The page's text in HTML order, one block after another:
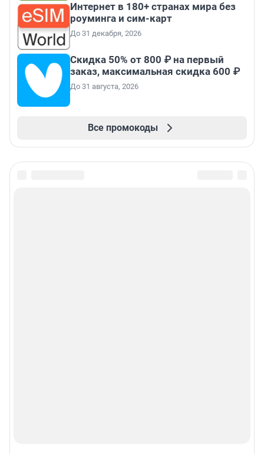
Интернет в 180+ странах мира без
роуминга и сим-карт
До 31 декабря, 2026
Скидка 50% от 800 ₽ на первый
заказ, максимальная скидка 600 ₽
До 31 августа, 2026
Все промокоды